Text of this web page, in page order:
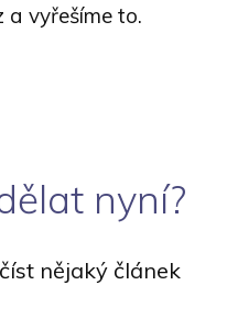
a vyřešíme to.
nyní?
nějaký článek